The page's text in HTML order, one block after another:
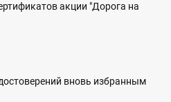
акции "Дорога на
вновь избранным